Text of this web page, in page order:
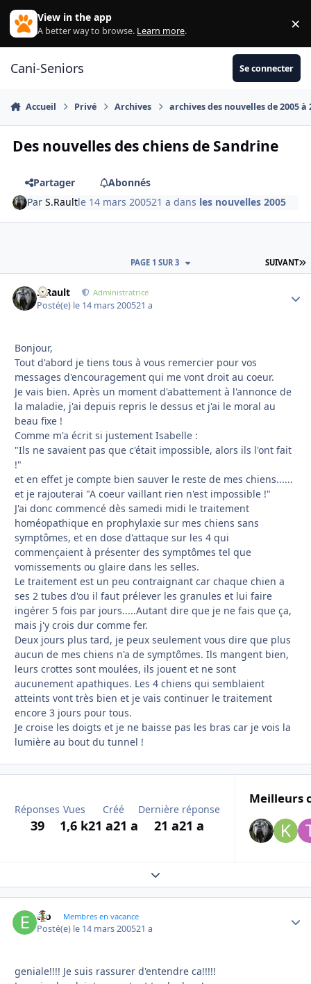
Aller au contenu
View in the app
A better way to browse. Learn more. ×
Cani-Seniors Se connecter
Accueil Privé Archives archives des nouvelles de 2005 à
Des nouvelles des chiens de Sandrine
Partager
Abonnés
ParS.Raultle 14 mars 200521 a dans les nouvelles 2005
SUIVANT
PAGE 1 SUR 3
S.Rault Administratrice
Posté(e) le 14 mars 200521 a
Bonjour,
Tout d'abord je tiens tous à vous remercier pour vos
messages d'encouragement qui me vont droit au coeur.
Je vais bien. Après un moment d'abattement à l'annonce de
la maladie, j'ai depuis repris le dessus et j'ai le moral au
beau fixe !
Comme m'a écrit si justement Isabelle :
"Ils ne savaient pas que c'était impossible, alors ils l'ont fait
!"
et en effet je compte bien sauver le reste de mes chiens......
et je rajouterai "A coeur vaillant rien n'est impossible !"
J'ai donc commencé dès samedi midi le traitement
homéopathique en prophylaxie sur mes chiens sans
symptômes, et en dose d'attaque sur les 4 qui
commençaient à présenter des symptômes tel que
vomissements ou glaire dans les selles.
Le traitement est un peu contraignant car chaque chien a
ses 2 tubes d'ou il faut prélever les granules et lui faire
ingérer 5 fois par jours.....Autant dire que je ne fais que ça,
mais j'y crois dur comme fer.
Deux jours plus tard, je peux seulement vous dire que plus
aucun de mes chiens n'a de symptômes. Ils mangent bien,
leurs crottes sont moulées, ils jouent et ne sont
aucunement apathiques. Les 4 chiens qui semblaient
atteints vont très bien et je vais continuer le traitement
encore 3 jours pour tous.
Je croise les doigts et je ne baisse pas les bras car je vois la
lumière au bout du tunnel !
Réponses
39
Vues
1,6 k
Créé
21 a21 a
Dernière réponse
21 a21 a
Meilleurs
Expand topic overview
elo Membres en vacance
Posté(e) le 14 mars 200521 a
geniale!!!! Je suis rassurer d'entendre ca!!!!!